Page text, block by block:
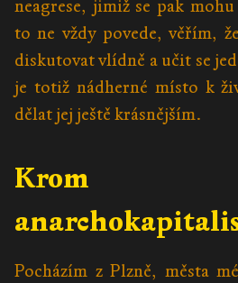
neagrese, jimiž se pak
to ne vždy povede, věřím,
diskutovat vlídně a učit se
je totiž nádherné místo k
dělat jej ještě krásnějším.
Krom
Pocházím z Plzně, města